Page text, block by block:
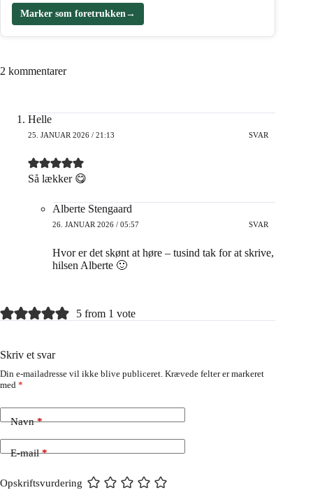
Marker som foretrukken→
2 kommentarer
Helle
25. JANUAR 2026 / 21:13 SVAR
Så lækker 😋
Alberte Stengaard
26. JANUAR 2026 / 05:57 SVAR
Hvor er det skønt at høre – tusind tak for at skrive,
hilsen Alberte 🙂
5 from 1 vote
Skriv et svar
Din e-mailadresse vil ikke blive publiceret. Krævede felter er markeret
med *
Navn*
E-mail*
Opskriftsvurdering